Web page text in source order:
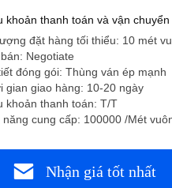
khoản thanh toán và vận chuyển
đặt hàng tối thiểu: 10 mét
Negotiate
đóng gói: Thùng ván ép mạnh
gian giao hàng: 10-20 ngày
khoản thanh toán: T/T
năng cung cấp: 100000 /Mét
Nhận giá tốt nhất